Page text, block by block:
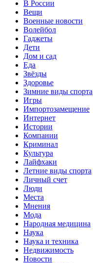
В России
Вещи
Военные новости
Волейбол
Гаджеты
Дети
Дом и сад
Еда
Звёзды
Здоровье
Зимние виды спорта
Игры
Импортозамещение
Интернет
Истории
Компании
Криминал
Культура
Лайфхаки
Летние виды спорта
Личный счет
Люди
Места
Мнения
Мода
Народная медицина
Наука
Наука и техника
Недвижимость
Новости